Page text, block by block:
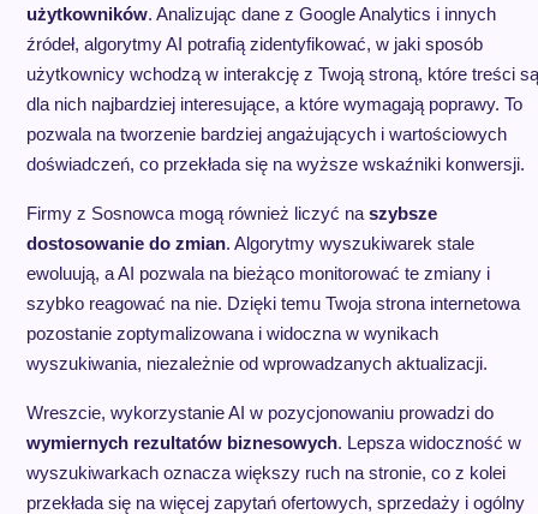
użytkowników. Analizując dane z Google Analytics i innych
źródeł, algorytmy AI potrafią zidentyfikować, w jaki sposób
użytkownicy wchodzą w interakcję z Twoją stroną, które treści są
dla nich najbardziej interesujące, a które wymagają poprawy. To
pozwala na tworzenie bardziej angażujących i wartościowych
doświadczeń, co przekłada się na wyższe wskaźniki konwersji.
Firmy z Sosnowca mogą również liczyć na szybsze
dostosowanie do zmian. Algorytmy wyszukiwarek stale
ewoluują, a AI pozwala na bieżąco monitorować te zmiany i
szybko reagować na nie. Dzięki temu Twoja strona internetowa
pozostanie zoptymalizowana i widoczna w wynikach
wyszukiwania, niezależnie od wprowadzanych aktualizacji.
Wreszcie, wykorzystanie AI w pozycjonowaniu prowadzi do
wymiernych rezultatów biznesowych. Lepsza widoczność w
wyszukiwarkach oznacza większy ruch na stronie, co z kolei
przekłada się na więcej zapytań ofertowych, sprzedaży i ogólny